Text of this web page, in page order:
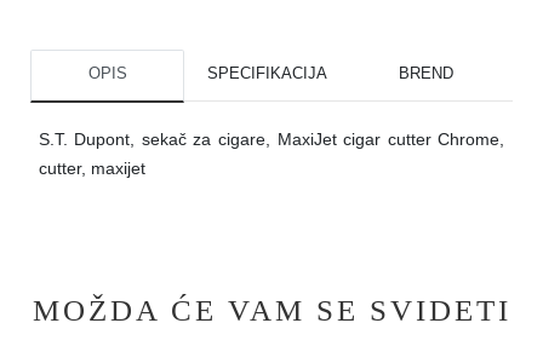
OPIS SPECIFIKACIJA BREND
S.T. Dupont, sekač za cigare, MaxiJet cigar cutter Chrome,
cutter, maxijet
MOŽDA ĆE VAM SE SVIDETI